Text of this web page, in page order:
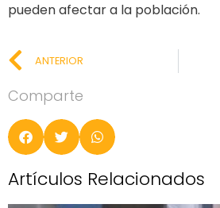
pueden afectar a la población.
ANTERIOR
Comparte
Artículos Relacionados